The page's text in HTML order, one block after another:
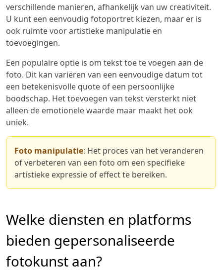
verschillende manieren, afhankelijk van uw creativiteit.
U kunt een eenvoudig fotoportret kiezen, maar er is
ook ruimte voor artistieke manipulatie en
toevoegingen.
Een populaire optie is om tekst toe te voegen aan de
foto. Dit kan variëren van een eenvoudige datum tot
een betekenisvolle quote of een persoonlijke
boodschap. Het toevoegen van tekst versterkt niet
alleen de emotionele waarde maar maakt het ook
uniek.
Foto manipulatie: Het proces van het veranderen
of verbeteren van een foto om een specifieke
artistieke expressie of effect te bereiken.
Welke diensten en platforms
bieden gepersonaliseerde
fotokunst aan?